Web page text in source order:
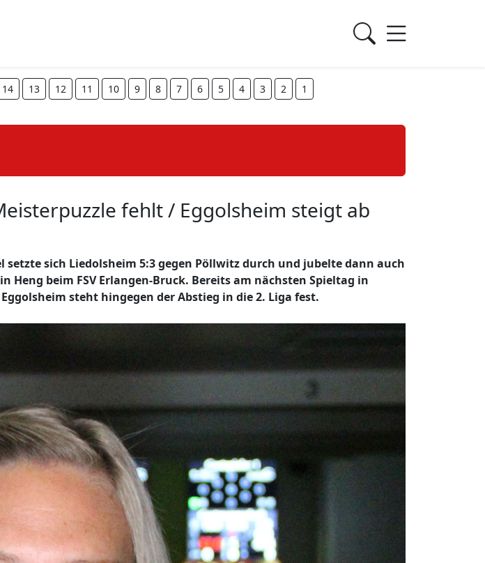
14 13 12 11 10 9 8 7 6 5 4 3 2 1
fehlt / Eggolsheim steigt ab
sich Liedolsheim 5:3 gegen Pöllwitz durch und jubelte dann auch
beim FSV Erlangen-Bruck. Bereits am nächsten Spieltag in
steht hingegen der Abstieg in die 2. Liga fest.